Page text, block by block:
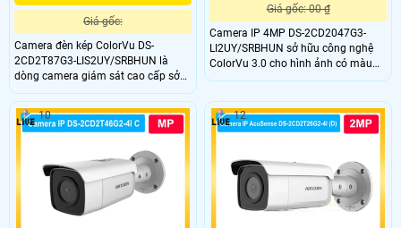
Giá gốc:
Camera đèn kép ColorVu DS-
2CD2T87G3-LIS2UY/SRBHUN là
dòng camera giám sát cao cấp sở
hữu độ phân giải 8MP siêu nét cùng
cảm biến 1/1.8 inch cho khả năng
thu nhận hình ảnh vượt trội. DS-
2CD2T87G3-LIS2UY/SRBHUN trang
bị công nghệ ColorVu kết hợp HikAI-
ISP giúp ghi hình màu sắc chân
thực 24/7
Giá gốc: 00 ₫
Camera IP 4MP DS-2CD2047G3-
LI2UY/SRBHUN sở hữu công nghệ
ColorVu 3.0 cho hình ảnh có màu
sắc rõ ràng suốt 24/7. Dòng máy
cực cao 0.005 lux kết hợp đèn lai
thông minh chiếu xa 30m. Đây là
khu vực thiếu sáng.
10 12